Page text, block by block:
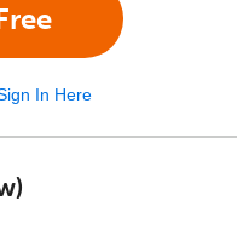
In Here